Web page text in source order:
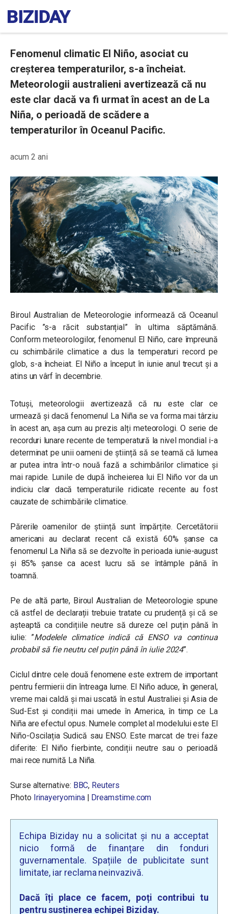
Fenomenul climatic El Niño, asociat cu
creșterea temperaturilor, s-a încheiat.
Meteorologii australieni avertizează că nu
este clar dacă va fi urmat în acest an de La
Niña, o perioadă de scădere a
temperaturilor în Oceanul Pacific.
acum 2 ani
Biroul Australian de Meteorologie informează că Oceanul
Pacific ”s-a răcit substanțial” în ultima săptămână.
Conform meteorologilor, fenomenul
El Niño, care împreună
cu schimbările climaticea dus la temperaturi record pe
glob, s-a încheiat. El Niño a început în iunie anul trecut și a
atins un vârf în decembrie.
Totuși, meteorologii avertizează că nu este clar ce
urmează și dacă fenomenul La Niña se va forma mai târziu
în acest an, așa cum au prezis alți meteorologi. O serie de
recorduri lunare recente de temperatură la nivel mondial i-a
determinat pe unii oameni de știință să se teamă că lumea
ar putea intra într-o nouă fază a schimbărilor climatice și
mai rapide. Lunile de după încheierea lui El Niño vor da un
indiciu clar dacă temperaturile ridicate recente au fost
cauzate de schimbările climatice.
Părerile oamenilor de știință sunt împărțite. Cercetătorii
americani au declarat recent că există 60% șanse ca
fenomenul La Niña să se dezvolte în perioada iunie-august
și 85% șanse ca acest lucru să se întâmple până în
toamnă.
Pe de altă parte, Biroul Australian de Meteorologiespune
că astfel de declarații trebuie tratate cu prudență și că se
așteaptă ca condițiile neutre să dureze cel puțin până în
iulie: ”Modelele climatice indică că ENSO va continua
probabil să fie neutru cel puțin până în iulie 2024”.
Ciclul dintre cele două fenomene este extrem de important
pentru fermierii din întreaga lume. El Niñoaduce, în general,
vreme mai caldă și mai uscată în estul Australiei și Asia de
Sud-Est și condiții mai umede în America, în timp ce La
Niñaare efectul opus. Numele complet al modelului este El
Niño-Oscilația Sudică sau ENSO. Este marcat de trei faze
diferite:
El Niñofierbinte, condiții neutre sau o perioadă
mai rece numită La Niña.
Surse alternative: BBC, Reuters
Photo Irinayeryomina Dreamstime.com
Echipa Biziday nu a solicitat și nu a acceptat
nicio formă de finanțare din fonduri
guvernamentale. Spațiile de publicitate sunt
limitate, iar reclama neinvazivă.
Dacă îți place ce facem, poți contribui tu
pentru susținerea echipei Biziday.